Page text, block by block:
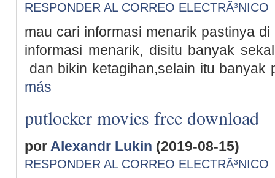
RESPONDER AL CORREO ELECTRÃ³NICO
mau cari informasi menarik pastinya
informasi menarik, disitu banyak
dan bikin ketagihan,selain itu
más
putlocker movies free download
porAlexandr Lukin (2019-08-15)
RESPONDER AL CORREO ELECTRÃ³NICO